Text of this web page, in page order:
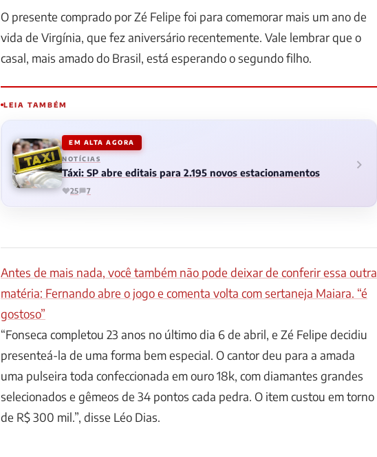
O presente comprado por Zé Felipe foi para comemorar mais um ano de
vida de Virgínia, que fez aniversário recentemente. Vale lembrar que o
casal, mais amado do Brasil, está esperando o segundo filho.
LEIA TAMBÉM
EM ALTA AGORA
NOTÍCIAS
Táxi: SP abre editais para 2.195 novos estacionamentos
25 7
Antes de mais nada, você também não pode deixar de conferir essa outra
matéria: Fernando abre o jogo e comenta volta com sertaneja Maiara. “é
gostoso”
“Fonseca completou 23 anos no último dia 6 de abril, e Zé Felipe decidiu
presenteá-la de uma forma bem especial. O cantor deu para a amada
uma pulseira toda confeccionada em ouro 18k, com diamantes grandes
selecionados e gêmeos de 34 pontos cada pedra. O item custou em torno
de R$ 300 mil.”, disse Léo Dias.